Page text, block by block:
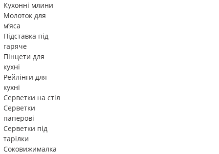
Кухонні млини
Молоток для
м’яса
Підставка під
гаряче
Пінцети для
кухні
Рейлінги для
кухні
Серветки на стіл
Серветки
паперові
Серветки під
тарілки
Соковижималка